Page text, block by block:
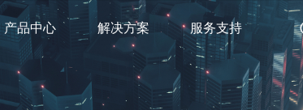
产品中心 解决方案 服务支持